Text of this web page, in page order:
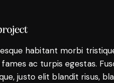
habitant morbi
ac turpis egestas.
justo elit blandit risus,